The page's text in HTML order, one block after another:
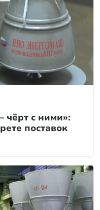
чёрт с ними»:
поставок